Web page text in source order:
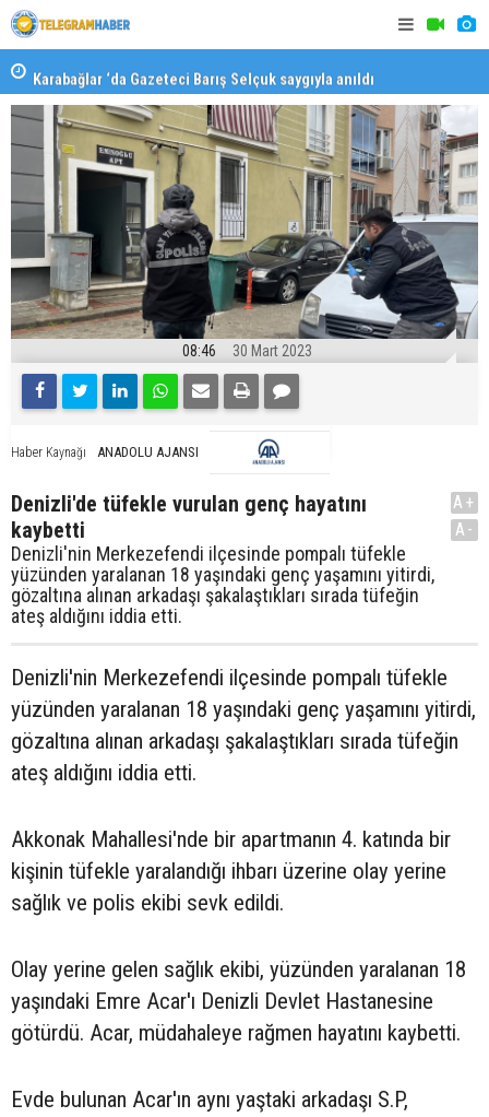
Karabağlar ‘da Gazeteci Barış Selçuk saygıyla anıldı
08:46 30 Mart 2023
Haber Kaynağı ANADOLU AJANSI
Denizli'de tüfekle vurulan genç hayatını
kaybetti
Denizli'nin Merkezefendi ilçesinde pompalı tüfekle
yüzünden yaralanan 18 yaşındaki genç yaşamını yitirdi,
gözaltına alınan arkadaşı şakalaştıkları sırada tüfeğin
ateş aldığını iddia etti.
A+
A-
Denizli'nin Merkezefendi ilçesinde pompalı tüfekle
yüzünden yaralanan 18 yaşındaki genç yaşamını yitirdi,
gözaltına alınan arkadaşı şakalaştıkları sırada tüfeğin
ateş aldığını iddia etti.
Akkonak Mahallesi'nde bir apartmanın 4. katında bir
kişinin tüfekle yaralandığı ihbarı üzerine olay yerine
sağlık ve polis ekibi sevk edildi.
Olay yerine gelen sağlık ekibi, yüzünden yaralanan 18
yaşındaki Emre Acar'ı Denizli Devlet Hastanesine
götürdü. Acar, müdahaleye rağmen hayatını kaybetti.
Evde bulunan Acar'ın aynı yaştaki arkadaşı S.P,